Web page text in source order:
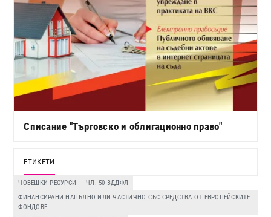
Списание "Търговско и облигационно право"
ЕТИКЕТИ
ЧОВЕШКИ РЕСУРСИ
ЧЛ. 50 ЗДДФЛ
ФИНАНСИРАНИ НАПЪЛНО ИЛИ ЧАСТИЧНО СЪС СРЕДСТВА ОТ ЕВРОПЕЙСКИТЕ
ФОНДОВЕ